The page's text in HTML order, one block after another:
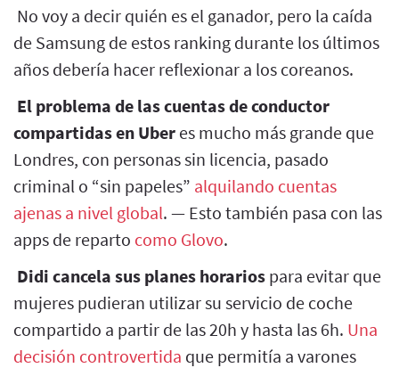
No voy a decir quién es el ganador, pero la caída
de Samsung de estos ranking durante los últimos
años debería hacer reflexionar a los coreanos.
El problema de las cuentas de conductor
compartidas en Uber es mucho más grande que
Londres, con personas sin licencia, pasado
criminal o “sin papeles” alquilando cuentas
ajenas a nivel global. — Esto también pasa con las
apps de reparto como Glovo.
Didi cancela sus planes horarios para evitar que
mujeres pudieran utilizar su servicio de coche
compartido a partir de las 20h y hasta las 6h. Una
decisión controvertida que permitía a varones